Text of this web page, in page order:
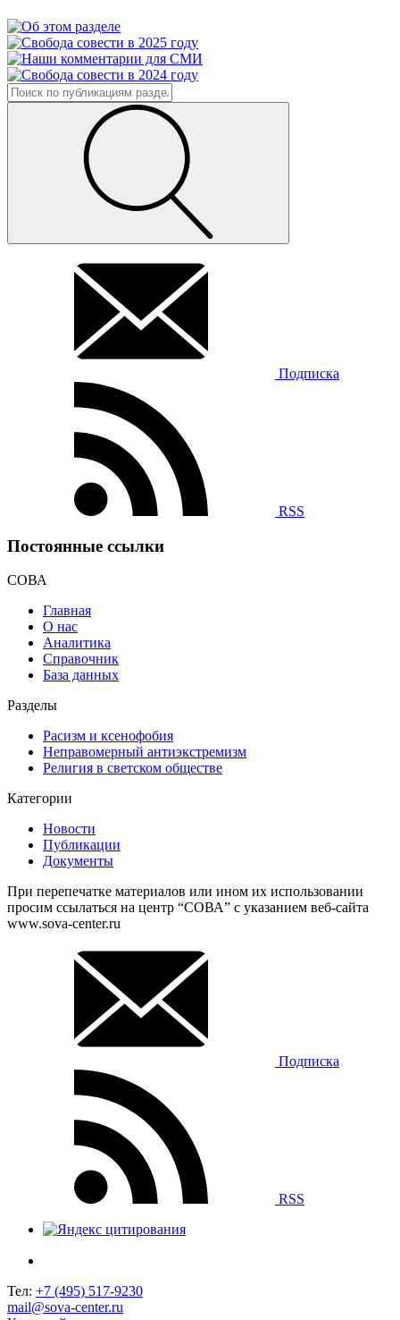
Подписка
RSS
Постоянные ссылки
СОВА
Главная
О нас
Аналитика
Справочник
База данных
Разделы
Расизм и ксенофобия
Неправомерный антиэкстремизм
Религия в светском обществе
Категории
Новости
Публикации
Документы
При перепечатке материалов или ином их использовании
просим ссылаться на центр “СОВА” с указанием веб-сайта
www.sova-center.ru
Подписка
RSS
Тел: +7 (495) 517-9230
mail@sova-center.ru